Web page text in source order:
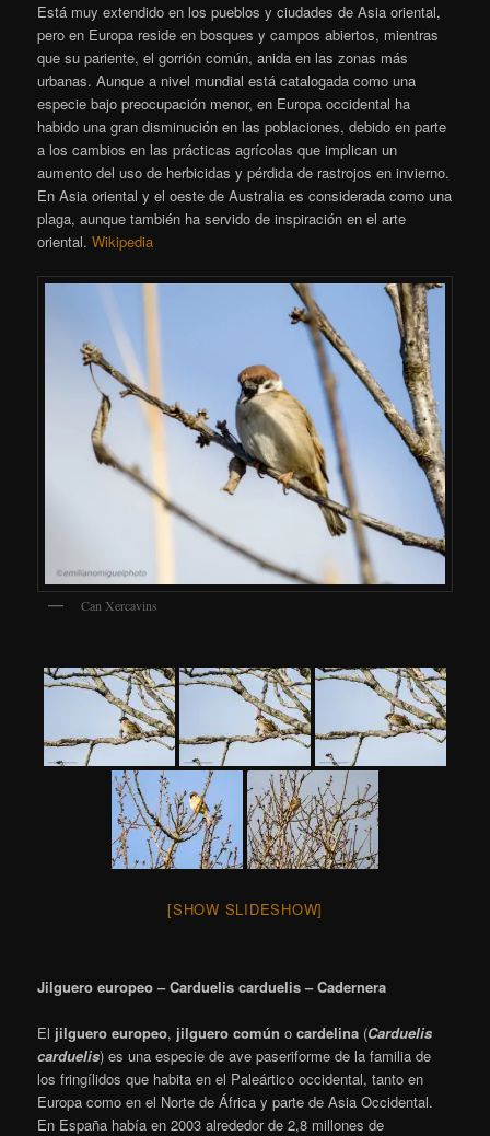
Está muy extendido en los pueblos y ciudades de Asia oriental,
pero en Europa reside en bosques y campos abiertos, mientras
que su pariente, el gorrión común, anida en las zonas más
urbanas. Aunque a nivel mundial está catalogada como una
especie bajo preocupación menor, en Europa occidental ha
habido una gran disminución en las poblaciones, debido en parte
a los cambios en las prácticas agrícolas que implican un
aumento del uso de herbicidas y pérdida de rastrojos en invierno.
En Asia oriental y el oeste de Australia es considerada como una
plaga, aunque también ha servido de inspiración en el arte
oriental.Wikipedia
Can Xercavins
[SHOW SLIDESHOW]
Jilguero europeo – Carduelis carduelis – Cadernera
El jilguero europeo, jilguero común ocardelina (Carduelis
carduelis) es una especie de ave paseriforme de la familia de
los fringílidos que habita en el Paleártico occidental, tanto en
Europa como en el Norte de África y parte de Asia Occidental.
En España había en 2003 alrededor de 2,8 millones de